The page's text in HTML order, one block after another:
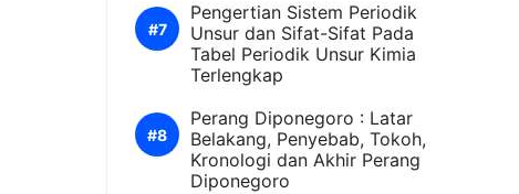
Pengertian Sistem Periodik
Unsur dan Sifat-Sifat Pada
Tabel Periodik Unsur Kimia
Terlengkap
Perang Diponegoro : Latar
Belakang, Penyebab, Tokoh,
Kronologi dan Akhir Perang
Diponegoro